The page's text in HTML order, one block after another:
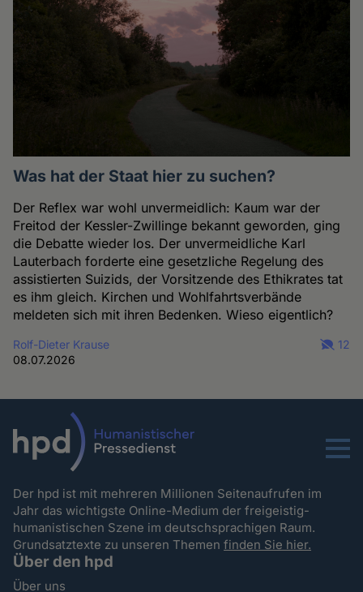
Was hat der Staat hier zu suchen?
Der Reflex war wohl unvermeidlich: Kaum war der
Freitod der Kessler-Zwillinge bekannt geworden, ging
die Debatte wieder los. Der unvermeidliche Karl
Lauterbach forderte eine gesetzliche Regelung des
assistierten Suizids, der Vorsitzende des Ethikrates tat
es ihm gleich. Kirchen und Wohlfahrtsverbände
meldeten sich mit ihren Bedenken. Wieso eigentlich?
Rolf-Dieter Krause
08.07.2026
12
Menu
Der hpd ist mit mehreren Millionen Seitenaufrufen im
Jahr das wichtigste Online-Medium der freigeistig-
humanistischen Szene im deutschsprachigen Raum.
Grundsatztexte zu unseren Themenfinden Sie hier.
Über den hpd
Über uns